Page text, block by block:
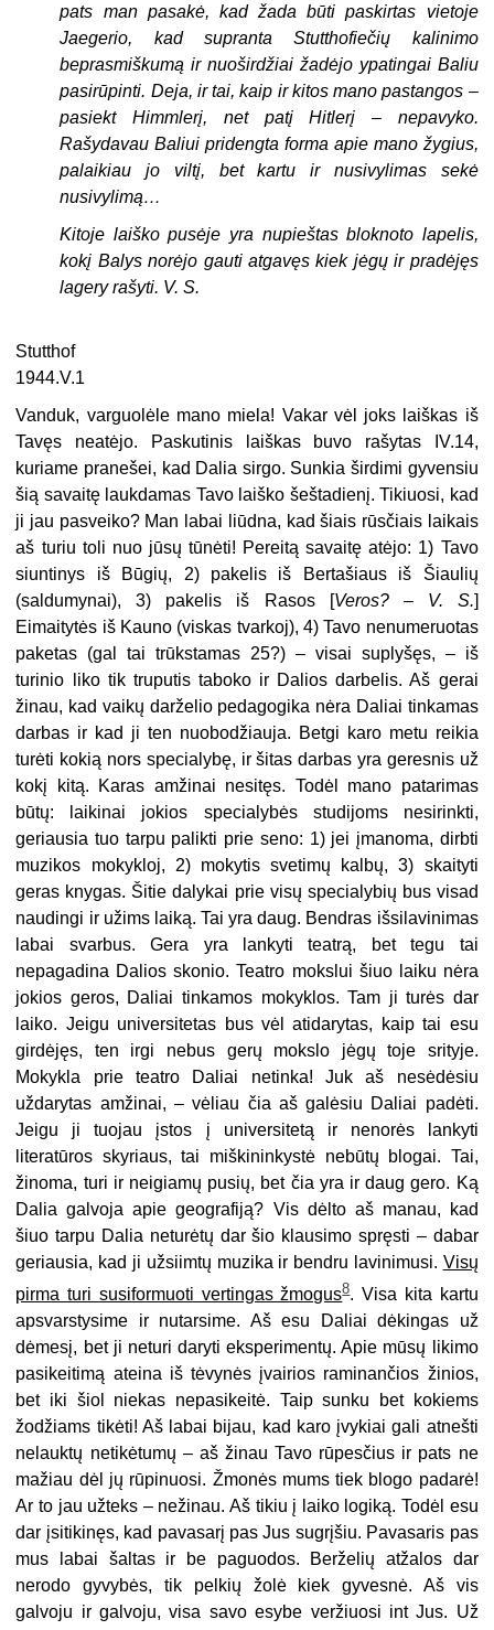
pats man pasakė, kad žada būti paskirtas vietoje
Jaegerio, kad supranta Stutthofiečių kalinimo
beprasmiškumą ir nuoširdžiai žadėjo ypatingai Baliu
pasirūpinti. Deja, ir tai, kaip ir kitos mano pastangos –
pasiekt Himmlerį, net patį Hitlerį – nepavyko.
Rašydavau Baliui pridengta forma apie mano žygius,
palaikiau jo viltį, bet kartu ir nusivylimas sekė
nusivylimą…
Kitoje laiško pusėje yra nupieštas bloknoto lapelis,
kokį Balys norėjo gauti atgavęs kiek jėgų ir pradėjęs
lagery rašyti. V. S.
Stutthof
1944.V.1
Vanduk, varguolėle mano miela! Vakar vėl joks laiškas iš
Tavęs neatėjo. Paskutinis laiškas buvo rašytas IV.14,
kuriame pranešei, kad Dalia sirgo. Sunkia širdimi gyvensiu
šią savaitę laukdamas Tavo laiško šeštadienį. Tikiuosi, kad
ji jau pasveiko? Man labai liūdna, kad šiais rūsčiais laikais
aš turiu toli nuo jūsų tūnėti! Pereitą savaitę atėjo: 1) Tavo
siuntinys iš Būgių, 2) pakelis iš Bertašiaus iš Šiaulių
(saldumynai), 3) pakelis iš Rasos [Veros? – V. S.]
Eimaitytės iš Kauno (viskas tvarkoj), 4) Tavo nenumeruotas
paketas (gal tai trūkstamas 25?) – visai suplyšęs, – iš
turinio liko tik truputis taboko ir Dalios darbelis. Aš gerai
žinau, kad vaikų darželio pedagogika nėra Daliai tinkamas
darbas ir kad ji ten nuobodžiauja. Betgi karo metu reikia
turėti kokią nors specialybę, ir šitas darbas yra geresnis už
kokį kitą. Karas amžinai nesitęs. Todėl mano patarimas
būtų: laikinai jokios specialybės studijoms nesirinkti,
geriausia tuo tarpu palikti prie seno: 1) jei įmanoma, dirbti
muzikos mokykloj, 2) mokytis svetimų kalbų, 3) skaityti
geras knygas. Šitie dalykai prie visų specialybių bus visad
naudingi ir užims laiką. Tai yra daug. Bendras išsilavinimas
labai svarbus. Gera yra lankyti teatrą, bet tegu tai
nepagadina Dalios skonio. Teatro mokslui šiuo laiku nėra
jokios geros, Daliai tinkamos mokyklos. Tam ji turės dar
laiko. Jeigu universitetas bus vėl atidarytas, kaip tai esu
girdėjęs, ten irgi nebus gerų mokslo jėgų toje srityje.
Mokykla prie teatro Daliai netinka! Juk aš nesėdėsiu
uždarytas amžinai, – vėliau čia aš galėsiu Daliai padėti.
Jeigu ji tuojau įstos į universitetą ir nenorės lankyti
literatūros skyriaus, tai miškininkystė nebūtų blogai. Tai,
žinoma, turi ir neigiamų pusių, bet čia yra ir daug gero. Ką
Dalia galvoja apie geografiją? Vis dėlto aš manau, kad
šiuo tarpu Dalia neturėtų dar šio klausimo spręsti – dabar
geriausia, kad ji užsiimtų muzika ir bendru lavinimusi. Visų
pirma turi susiformuoti vertingas žmogus8. Visa kita kartu
apsvarstysime ir nutarsime. Aš esu Daliai dėkingas už
dėmesį, bet ji neturi daryti eksperimentų. Apie mūsų likimo
pasikeitimą ateina iš tėvynės įvairios raminančios žinios,
bet iki šiol niekas nepasikeitė. Taip sunku bet kokiems
žodžiams tikėti! Aš labai bijau, kad karo įvykiai gali atnešti
nelauktų netikėtumų – aš žinau Tavo rūpesčius ir pats ne
mažiau dėl jų rūpinuosi. Žmonės mums tiek blogo padarė!
Ar to jau užteks – nežinau. Aš tikiu į laiko logiką. Todėl esu
dar įsitikinęs, kad pavasarį pas Jus sugrįšiu. Pavasaris pas
mus labai šaltas ir be paguodos. Berželių atžalos dar
nerodo gyvybės, tik pelkių žolė kiek gyvesnė. Aš vis
galvoju ir galvoju, visa savo esybe veržiuosi int Jus. Už